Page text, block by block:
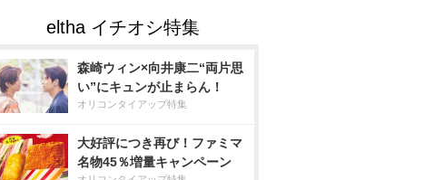
森崎ウィン×向井康二“両片思
い”にキュンが止まらん！
オリコンタイアップ特集
大好評につき再び！ファミマ
名物45％増量キャンペーン